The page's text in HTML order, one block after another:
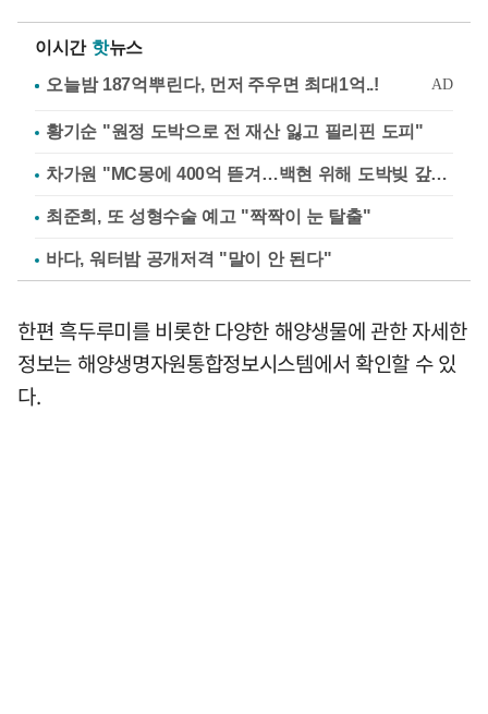
이시간 핫뉴스
황기순 "원정 도박으로 전 재산 잃고 필리핀 도피"
차가원 "MC몽에 400억 뜯겨…백현 위해 도박빚 갚아줘"
최준희, 또 성형수술 예고 "짝짝이 눈 탈출"
바다, 워터밤 공개저격 "말이 안 된다"
한편 흑두루미를 비롯한 다양한 해양생물에 관한 자세한
정보는 해양생명자원통합정보시스템에서 확인할 수 있
다.